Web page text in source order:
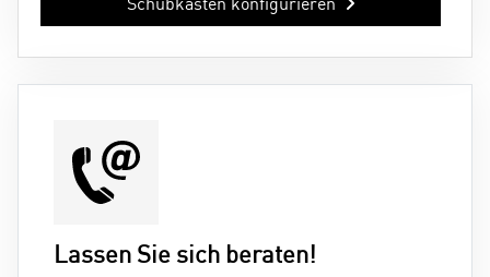
Schubkasten konfigurieren
Lassen Sie sich beraten!